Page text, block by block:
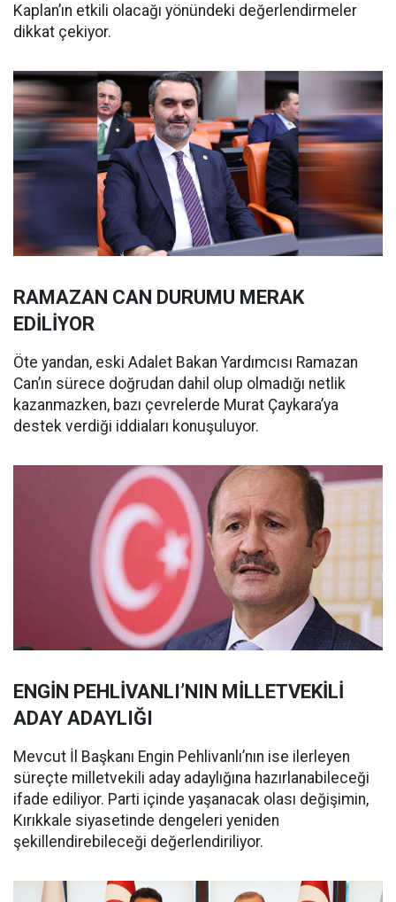
Kaplan’ın etkili olacağı yönündeki değerlendirmeler
dikkat çekiyor.
RAMAZAN CAN DURUMU MERAK
EDİLİYOR
Öte yandan, eski Adalet Bakan Yardımcısı Ramazan
Can’ın sürece doğrudan dahil olup olmadığı netlik
kazanmazken, bazı çevrelerde Murat Çaykara’ya
destek verdiği iddiaları konuşuluyor.
ENGİN PEHLİVANLI’NIN MİLLETVEKİLİ
ADAY ADAYLIĞI
Mevcut İl Başkanı Engin Pehlivanlı’nın ise ilerleyen
süreçte milletvekili aday adaylığına hazırlanabileceği
ifade ediliyor. Parti içinde yaşanacak olası değişimin,
Kırıkkale siyasetinde dengeleri yeniden
şekillendirebileceği değerlendiriliyor.